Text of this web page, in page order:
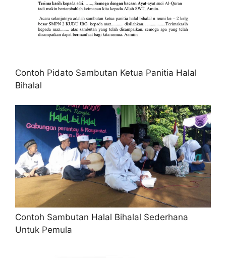
Contoh Pidato Sambutan Ketua Panitia Halal
Bihalal
Contoh Sambutan Halal Bihalal Sederhana
Untuk Pemula